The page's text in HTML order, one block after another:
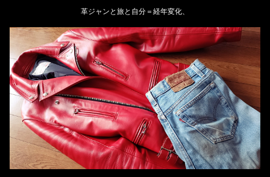
革ジャンと旅と自分＝経年変化、